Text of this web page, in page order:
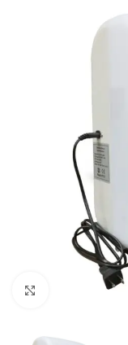
Click to enlarge